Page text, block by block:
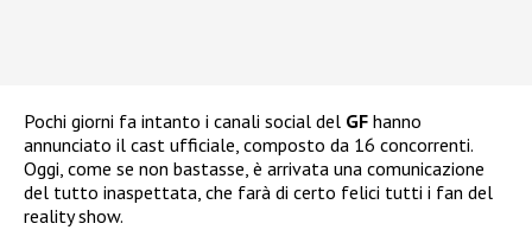
Pochi giorni fa intanto i canali social del GF hanno
annunciato il cast ufficiale, composto da 16 concorrenti.
Oggi, come se non bastasse, è arrivata una comunicazione
del tutto inaspettata, che farà di certo felici tutti i fan del
reality show.